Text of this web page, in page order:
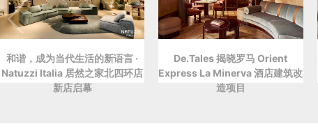
和谐，成为当代生活的新语言 ·
Natuzzi Italia 居然之家北四环店
新店启幕
De.Tales 揭晓罗马 Orient
Express La Minerva 酒店建筑改
造项目